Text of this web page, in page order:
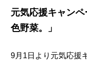
元気応援キャン
色野菜。」
9月1日より元気応援